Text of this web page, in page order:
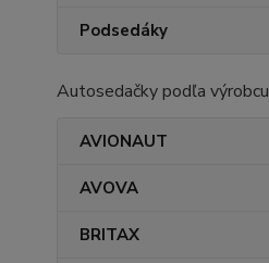
Podsedáky
Autosedačky podľa výrobcu
AVIONAUT
AVOVA
BRITAX